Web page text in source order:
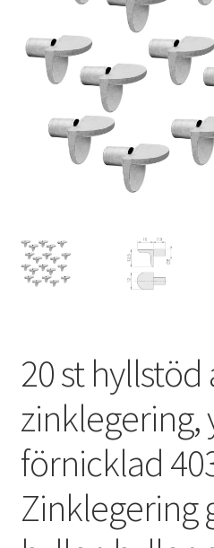
Mitt konto
Privatliv
Våra partners
VILLKOR
20 st hyllstöd
zinklegering,
förnicklad
Zinklegering